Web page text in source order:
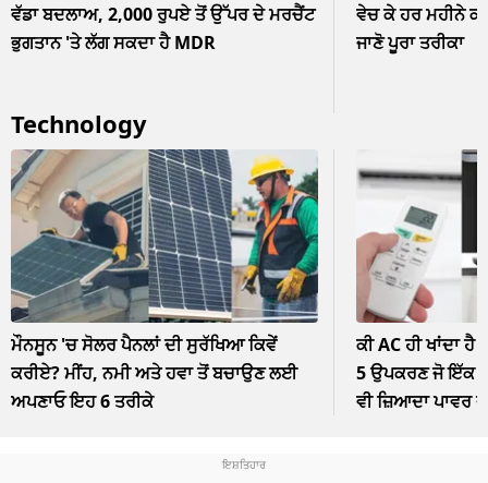
ਵੱਡਾ ਬਦਲਾਅ, 2,000 ਰੁਪਏ ਤੋਂ ਉੱਪਰ ਦੇ ਮਰਚੈਂਟ
ਭੁਗਤਾਨ 'ਤੇ ਲੱਗ ਸਕਦਾ ਹੈ MDR
ਵੇਚ ਕੇ ਹਰ ਮਹੀਨੇ
ਜਾਣੋ ਪੂਰਾ ਤਰੀਕਾ
Technology
ਮੌਨਸੂਨ 'ਚ ਸੋਲਰ ਪੈਨਲਾਂ ਦੀ ਸੁਰੱਖਿਆ ਕਿਵੇਂ
ਕਰੀਏ? ਮੀਂਹ, ਨਮੀ ਅਤੇ ਹਵਾ ਤੋਂ ਬਚਾਉਣ ਲਈ
ਅਪਣਾਓ ਇਹ 6 ਤਰੀਕੇ
ਕੀ AC ਹੀ ਖਾਂਦਾ
5 ਉਪਕਰਣ ਜੋ ਇੱਕ
ਵੀ ਜ਼ਿਆਦਾ ਪਾਵਰ